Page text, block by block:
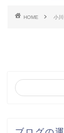
HOME 小